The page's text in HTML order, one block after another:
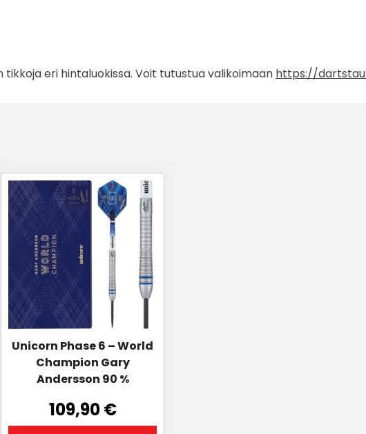
eri hintaluokissa. Voit tutustua valikoimaan https://
Unicorn Phase 6 – World
Champion Gary
Andersson 90 %
109,90€
Tällä
tuotteella
on
useampi
muunnelma.
Voit
tehdä
valinnat
tuotteen
sivulla.